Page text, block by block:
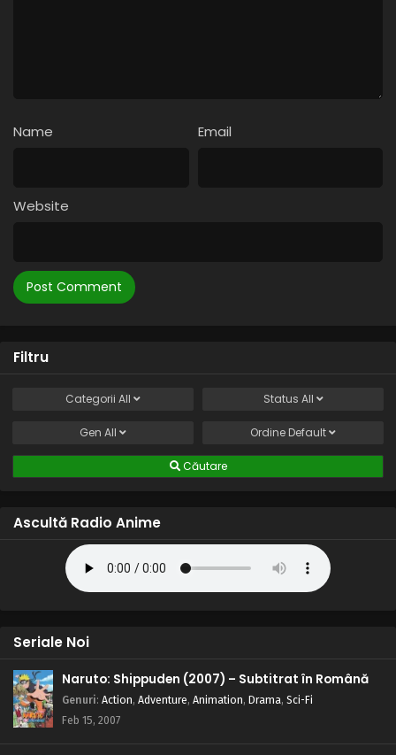
Spioanele – Sezonul 6 Episodul 1 – Rețeaua
Name Email
Website
Filtru
Categorii All Status All
Gen All Ordine Default
Căutare
Ascultă Radio Anime
Seriale Noi
Naruto: Shippuden (2007) – Subtitrat în Română
Genuri: Action, Adventure, Animation, Drama, Sci-Fi
Feb 15, 2007